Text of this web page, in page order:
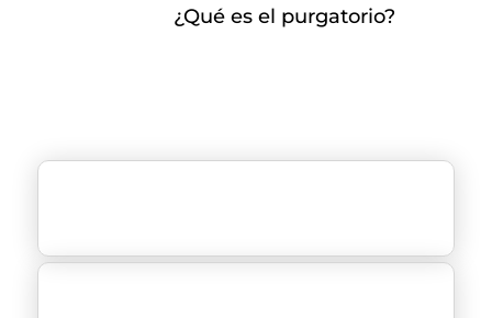
¿Qué es el purgatorio?